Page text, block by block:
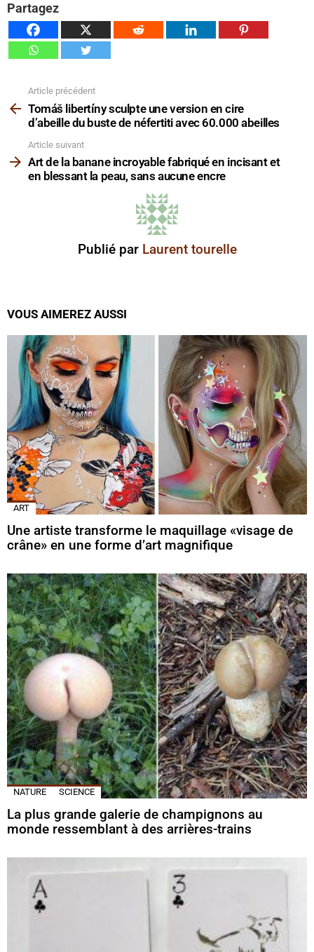
Partagez
plus
Article précédent
Tomáš libertíny sculpte une version en cire
d’abeille du buste de néfertiti avec 60.000 abeilles
Article suivant
Art de la banane incroyable fabriqué en incisant et
en blessant la peau, sans aucune encre
Publié par Laurent tourelle
VOUS AIMEREZ AUSSI
ART
Une artiste transforme le maquillage «visage de
crâne» en une forme d’art magnifique
NATURE SCIENCE
La plus grande galerie de champignons au
monde ressemblant à des arrières-trains